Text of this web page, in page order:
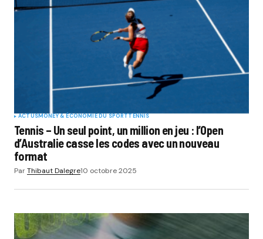
ACTUSMONEY & ÉCONOMIE DU SPORTTENNIS
Tennis – Un seul point, un million en jeu : l’Open
d’Australie casse les codes avec un nouveau
format
ParThibaut Dalegre10 octobre 2025